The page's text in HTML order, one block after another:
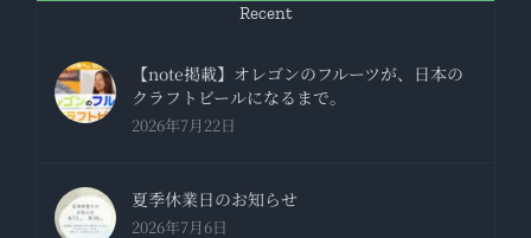
Recent
【note掲載】オレゴンのフルーツが、日本の
クラフトビールになるまで。
2026年7月22日
夏季休業日のお知らせ
2026年7月6日